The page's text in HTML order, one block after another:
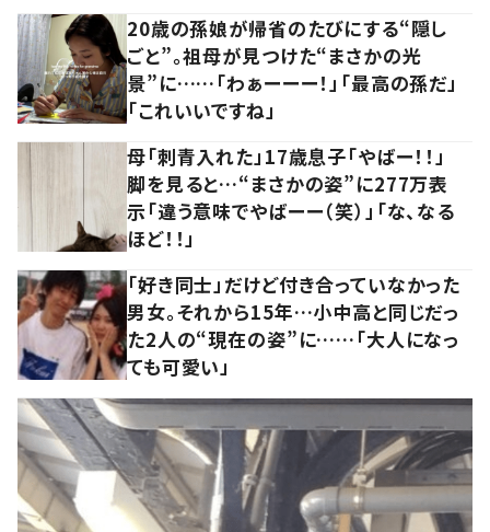
20歳の孫娘が帰省のたびにする“隠し
ごと”。祖母が見つけた“まさかの光
景”に……「わぁーーー！」「最高の孫だ」
「これいいですね」
母「刺青入れた」17歳息子「やばー！！」
脚を見ると…“まさかの姿”に277万表
示「違う意味でやばーー（笑）」「な、なる
ほど！！」
「好き同士」だけど付き合っていなかった
男女。それから15年…小中高と同じだっ
た2人の“現在の姿”に……「大人になっ
ても可愛い」